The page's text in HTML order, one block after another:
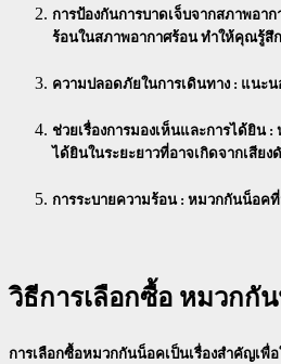
การป้องกันการบาดเจ็บจากสภาพอาก
ร้อนในสภาพอากาศร้อน ทำให้คุณรู้
ความปลอดภัยในการเดินทาง : แนะน
ช่วยเรื่องการมองเห็นและการได้ยิน :
ได้ยินในระยะยาวที่อาจเกิดจากเสียง
การระบายความร้อน : หมวกกันน็อคที่
วิธีการเลือกซื้อ หมวกกั
การเลือกซื้อหมวกกันน็อคเป็นเรื่องสำคัญเ